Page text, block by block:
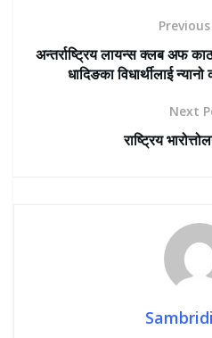
अन्तर्राष्ट्रिय लायन्स क्लब अफ
धादिङका विधार्थीलाई
Next
राष्ट्रिय